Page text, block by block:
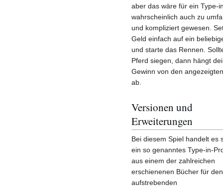
aber das wäre für ein Type-
wahrscheinlich auch zu
und kompliziert gewesen.
Geld einfach auf ein
und starte das Rennen.
Pferd siegen, dann hängt
Gewinn von den
ab.
Versionen und
Erweiterungen
Bei diesem Spiel handelt es
ein so genanntes Type-in-
aus einem der zahlreichen
erschienenen Bücher für
aufstrebenden